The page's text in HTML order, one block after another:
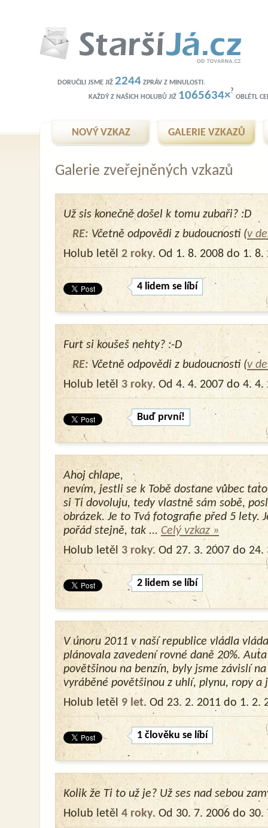
DORUČILI JSME JIŽ 2244 ZPRÁV Z MINULOSTI.
KAŽDÝ Z NAŠICH HOLUBŮ JIŽ 1065634×?
OBLÉTL
NOVÝ VZKAZ GALERIE VZKAZŮ
Galerie zveřejněných vzkazů
Už sis konečně došel k tomu zubaři? :D
RE: Včetně odpovědi z budoucnosti (v
Holub letěl 2 roky. Od 1. 8. 2008 do 1. 8.
4 lidem se líbí
Furt si koušeš nehty? :-D
RE: Včetně odpovědi z budoucnosti (v
Holub letěl 3 roky. Od 4. 4. 2007 do 4. 4.
Buď první!
Ahoj chlape,
nevím, jestli se k Tobě dostane vůbec
si Ti dovoluju, tedy vlastně sám sobě,
obrázek. Je to Tvá fotografie před 5 lety.
pořád stejně, tak ... Celý vzkaz »
Holub letěl 3 roky. Od 27. 3. 2007 do 24.
2 lidem se líbí
V únoru 2011 v naší republice vládla
plánovala zavedení rovné daně 20%.
povětšinou na benzín, byly jsme závislí
vyráběné povětšinou z uhlí, plynu, ropy a
Holub letěl 9 let. Od 23. 2. 2011 do 1. 2.
1 člověku se líbí
Kolik že Ti to už je? Už ses nad sebou
Holub letěl 4 roky. Od 30. 7. 2006 do 30.